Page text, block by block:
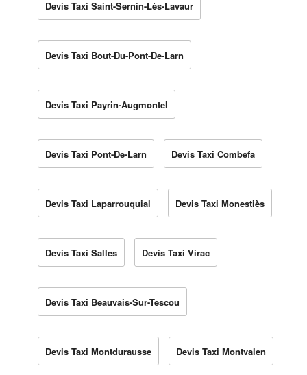
Devis Taxi Saint-Sernin-Lès-Lavaur
Devis Taxi Bout-Du-Pont-De-Larn
Devis Taxi Payrin-Augmontel
Devis Taxi Pont-De-Larn Devis Taxi Combefa
Devis Taxi Laparrouquial Devis Taxi Monestiès
Devis Taxi Salles Devis Taxi Virac
Devis Taxi Beauvais-Sur-Tescou
Devis Taxi Montdurausse Devis Taxi Montvalen